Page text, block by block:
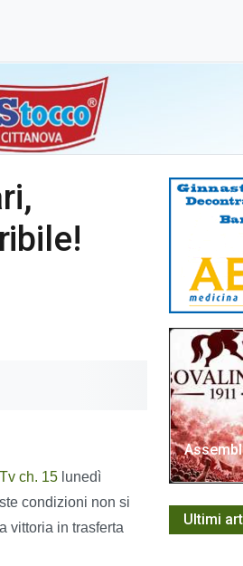
ch. 15 lunedì
condizioni non si
vittoria in trasferta
Ultimi